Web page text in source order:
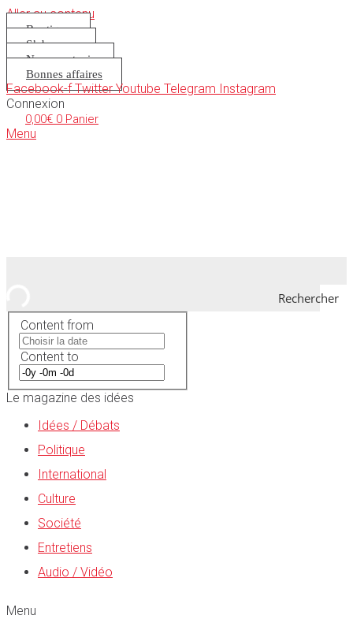
Aller au contenu
Boutique
S’abonner
Nous soutenir
Bonnes affaires
Facebook-f Twitter Youtube Telegram Instagram
Connexion
0,00€ 0 Panier
Menu
Rechercher
Content from
Content to
Le magazine des idées
Idées / Débats
Politique
International
Culture
Société
Entretiens
Audio / Vidéo
Menu